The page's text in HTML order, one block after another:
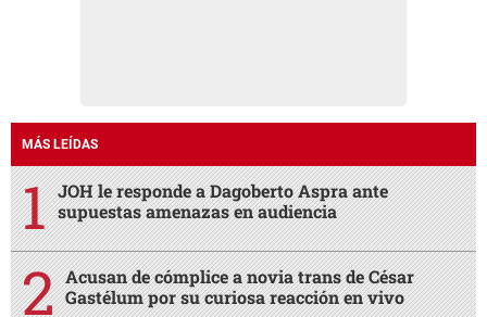
MÁS LEÍDAS
JOH le responde a Dagoberto Aspra ante
supuestas amenazas en audiencia
Acusan de cómplice a novia trans de César
Gastélum por su curiosa reacción en vivo